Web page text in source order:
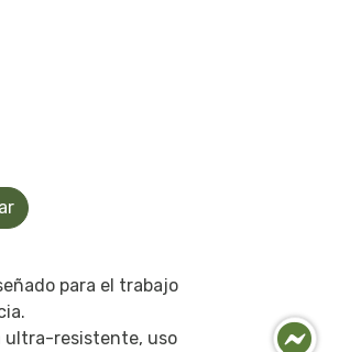
para el trabajo
ultra-resistente, uso